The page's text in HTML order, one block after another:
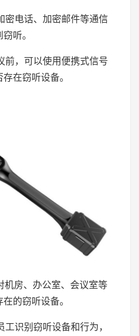
密电话、加密邮件等通信
听。
前，可以使用便携式信号
在窃听设备。
机房、办公室、会议室等
的窃听设备。
识别窃听设备和行为，